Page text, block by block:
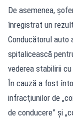
De asemenea,
înregistrat un
Conducătorul
spitalicească
vederea stabilirii
În cauză a fost
infracţiunilor de
de conducere” și